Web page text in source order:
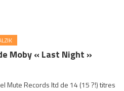
Moby « Last Night »
Mute Records ltd de 14 (15 ?!) titres